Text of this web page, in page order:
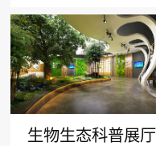
生物生态科普展厅